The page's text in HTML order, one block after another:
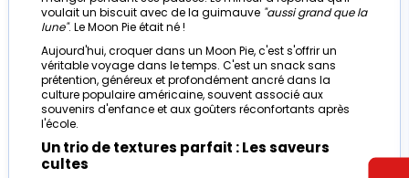
voulait un biscuit avec de la guimauve "aussi grand que la
lune". Le Moon Pie était né !
Aujourd'hui, croquer dans un Moon Pie, c'est s'offrir un
véritable voyage dans le temps. C'est un snack sans
prétention, généreux et profondément ancré dans la
culture populaire américaine, souvent associé aux
souvenirs d'enfance et aux goûters réconfortants après
l'école.
Un trio de textures parfait : Les saveurs
cultes